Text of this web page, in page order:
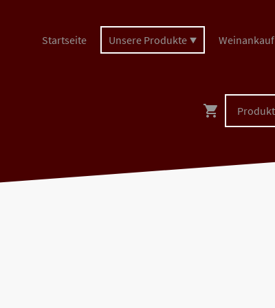
Startseite Unsere Produkte Weinankauf